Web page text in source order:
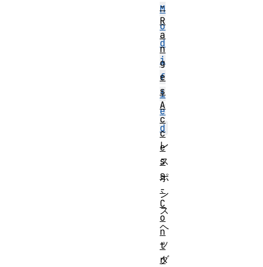
M
o
d
i
f
i
e
d
レ
ス
ポ
ン
ス
ヘ
ッ
ダ
-
R
a
n
g
e
s
A
c
c
e
s
s
-
C
o
n
t
r